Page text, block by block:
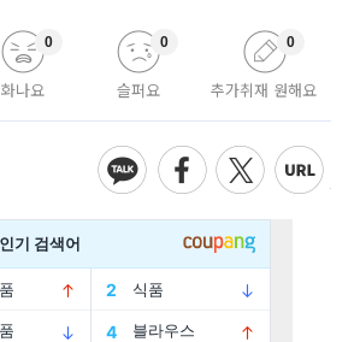
화나요
0
슬퍼요
0
추가취재 원해요
0